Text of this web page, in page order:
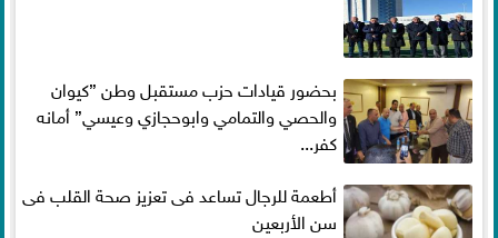
بحضور قيادات حزب مستقبل وطن ”كيوان
والحصي والتمامي وابوحجازي وعيسي” أمانه
كفر...
أطعمة للرجال تساعد فى تعزيز صحة القلب فى
سن الأربعين